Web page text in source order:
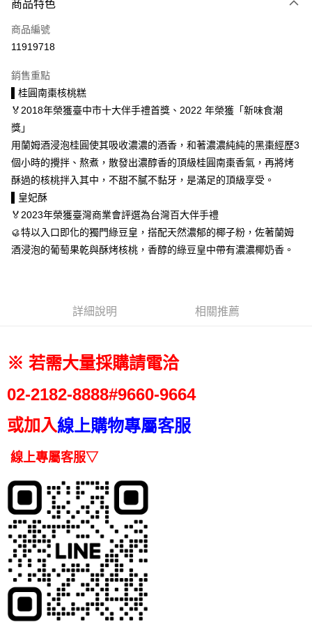
Apple Pay
街口支付
Google Pay
全盈+PAY
大哥付你分期
相關說明
【大哥付你分期使用說明】
1.本服務由台灣大哥大提供，台灣大哥大用戶可立即使用無須另外申請。
2.付款方式選擇「大哥付你分期」，訂單成立後會自動跳轉到大哥付的交易
流程，驗證手機門號後，選擇欲分期的期數、繳款截止日，確認付款後即完
成交易。
3.實際核准額度、可分期數及費用金額請依後續交易確認頁面所載為準。
消。如遇「轉專審核」未通過狀況，表示未達大哥付你分期系統評分，恕無
2.透過簡訊連結打開帳單後，可選擇「超商條碼／台灣大直營門市／銀行轉
【注意事項】
1.本服務係由「台灣大哥大股份有限公司」（以下簡稱本公司）所提供，讓
買賣價金債權讓與本公司後，依約使用本公司帳單繳交帳款。
資料（包含姓名、電話或地址）提供予台灣大哥大進項蒐集、處理及利用，
由本公司與您本人進行分期帳單所需資料之確認、核對及更正。
AFTEE先享後付
相關說明
【關於「AFTEE先享後付」】
AFTEE先享後付是「在收到商品之後才付款」的支付方式。 讓您購物簡單
便利好安心！
１．簡單：不需註冊會員、不需綁卡、不需儲值。
１．於結帳方式選擇「AFTEE先享後付」後，將跳轉至「AFTEE先享後付」
ATM／網路銀行／等多元方式進行付款，方視為交易完成。
※ 請注意：結帳手續完成當下不需立刻繳費，但若您需要取消訂單，請聯絡
後付繳納相關費用。
是否繳費成功／繳費後需取消欲退款等相關疑問，請聯繫「AFTEE先享後付
客戶支援中心」https://netprotections.freshdesk.com/support/home
【注意事項】
易，需依本服務之必要範圍內提供個人資料，並將交易相關給付款項請求債
權轉讓予恩沛科技股份有限公司。
２．關於個人資料處理事宜，請瀏覽以下網址：
https://aftee.tw/terms/#terms3
３．未成年的使用者請事先徵得法定代理人或監護人之同意方可使用
「AFTEE先享後付」，若未經同意申辦者引起之損失，本公司不負相關責
任。
４．使用「AFTEE先享後付」時，將依據個別帳號之用戶狀況，依本公司即
時審查核予不同之上限額度；若仍有額度不足之情形，本公司將視審查結果
請求用戶進行身份認證。
５．嚴禁一人註冊多個帳號或使用他人資訊註冊。若發現惡意使用之情形，
恩沛科技股份有限公司將有權停止該用戶之使用額度並採取法律行動。
ATM付款
運送方式
宅配
請自備購物袋，若需購買紙袋可現場詢問
商品特色
商品編號
11919718
銷售重點
▌桂圓南棗核桃糕
🏅2018年榮獲臺中市十大伴手禮首獎、2022 年榮獲「新味食潮
獎」
用蘭姆酒浸泡桂圓使其吸收濃濃的酒香，和著濃濃純純的黑棗經歷3
個小時的攪拌、熬煮，散發出濃醇香的頂級桂圓南棗香氣，再將烤
酥過的核桃拌入其中，不甜不膩不黏牙，是滿足的頂級享受。
▌皇妃酥
🏅2023年榮獲臺灣商業會評選為台灣百大伴手禮
🥮特以入口即化的獨門綠豆皇，搭配天然濃郁的椰子粉，佐著蘭姆
酒浸泡的葡萄果乾與酥烤核桃，香醇的綠豆皇中帶有濃濃椰奶香。
詳細說明 相關推薦
※ 若需大量採購請電洽
02-2182-8888#9660-9664
或加入線上購物專屬客服
線上專屬客服▽